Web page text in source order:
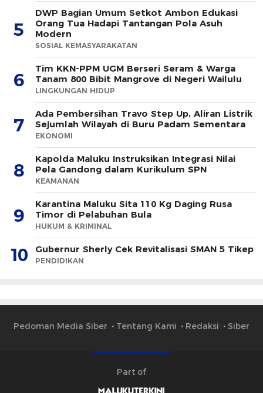
5
DWP Bagian Umum Setkot Ambon Edukasi
Orang Tua Hadapi Tantangan Pola Asuh
Modern
SOSIAL KEMASYARAKATAN
6
Tim KKN-PPM UGM Berseri Seram & Warga
Tanam 800 Bibit Mangrove di Negeri Wailulu
LINGKUNGAN HIDUP
7
Ada Pembersihan Travo Step Up, Aliran Listrik
Sejumlah Wilayah di Buru Padam Sementara
EKONOMI
8
Kapolda Maluku Instruksikan Integrasi Nilai
Pela Gandong dalam Kurikulum SPN
KEAMANAN
9
Karantina Maluku Sita 110 Kg Daging Rusa
Timor di Pelabuhan Bula
HUKUM & KRIMINAL
10 Gubernur Sherly Cek Revitalisasi SMAN 5 Tikep
PENDIDIKAN
Pedoman Media Siber Tentang Kami Redaksi Siber
Part of